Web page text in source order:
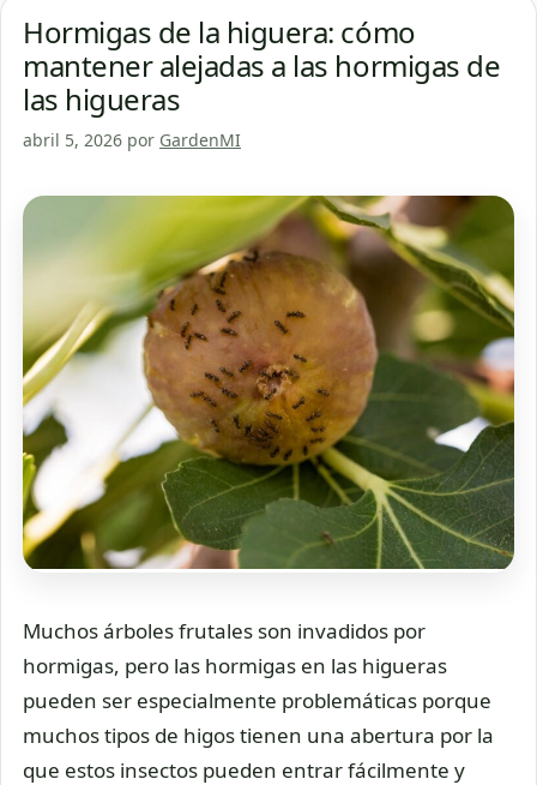
Hormigas de la higuera: cómo
mantener alejadas a las hormigas de
las higueras
abril 5, 2026 por GardenMI
Muchos árboles frutales son invadidos por
hormigas, pero las hormigas en las higueras
pueden ser especialmente problemáticas porque
muchos tipos de higos tienen una abertura por la
que estos insectos pueden entrar fácilmente y